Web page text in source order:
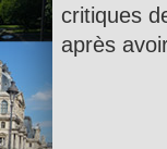
critiques
après